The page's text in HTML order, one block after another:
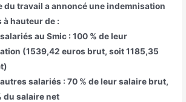
du travail a annoncé une indemnisation
à hauteur de :
au Smic : 100 % de leur
(1539,42 euros brut, soit 1185,35
salariés : 70 % de leur salaire brut,
du salaire net